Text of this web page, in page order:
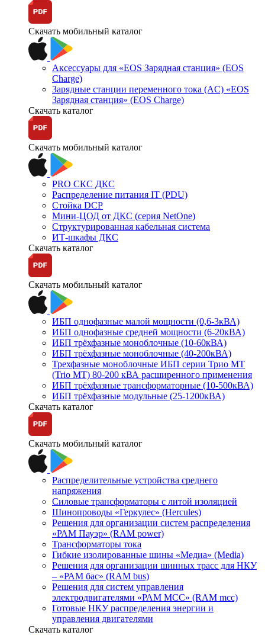
Скачать мобильный каталог
Аксессуары для «EOS Зарядная станция» (EOS
Charge)
Зарядные станции переменного тока (AC) «EOS
Зарядная станция» (EOS Charge)
Скачать каталог
Скачать мобильный каталог
PRO СКС ДКС
Распределение питания IT (PDU)
Стойка DCP
Мини-ЦОД от ДКС (серия NetOne)
Структурированная кабельная система
ИТ-шкафы ДКС
Скачать каталог
Скачать мобильный каталог
ИБП однофазные малой мощности (0,6-3кВА)
ИБП однофазные средней мощности (6-20кВА)
ИБП трёхфазные моноблочные (10-60кВА)
ИБП трёхфазные моноблочные (40-200кВА)
Трехфазные моноблочные ИБП серии Трио МТ
(Trio MT) 80-200 кВА расширенного применения
ИБП трёхфазные трансформаторные (10-500кВА)
ИБП трёхфазные модульные (25-1200кВА)
Скачать каталог
Скачать мобильный каталог
Распределительные устройства среднего
напряжения
Силовые трансформаторы с литой изоляцией
Шинопроводы «Геркулес» (Hercules)
Решения для организации систем распределения
«РАМ Пауэр» (RAM power)
Трансформаторы тока
Гибкие изолированные шины «Медиа» (Media)
Решения для организации шинных трасс для НКУ
– «РАМ бас» (RAM bus)
Решения для систем управления
электродвигателями «РАМ МСС» (RAM mcc)
Готовые НКУ распределения энергии и
управления двигателями
Скачать каталог